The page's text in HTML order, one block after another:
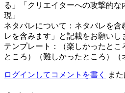
る」「クリエイターへの攻撃的
現」
ネタバレについて：ネタバレを
レを含みます」と記載をお願いし
テンプレート：（楽しかったとこ
ところ）（難しかったところ）（
ログインしてコメントを書く ま